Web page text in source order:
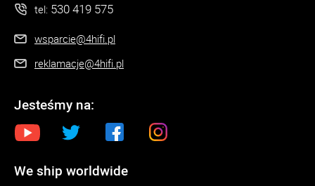
tel: 530 419 575
wsparcie@4hifi.pl
reklamacje@4hifi.pl
Jesteśmy na:
We ship worldwide